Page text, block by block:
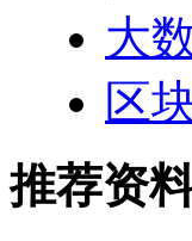
大
区
推荐资